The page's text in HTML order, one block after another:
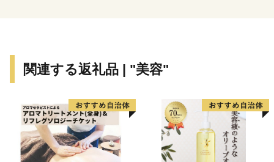
関連する返礼品 | "美容"